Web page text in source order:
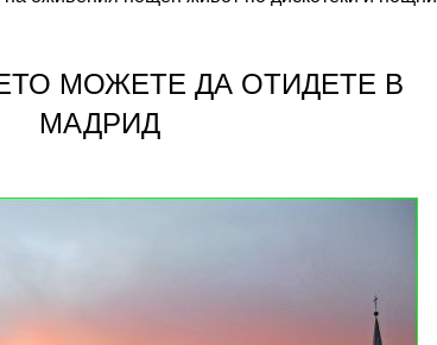
МОЖЕТЕ ДА ОТИДЕТЕ В
МАДРИД